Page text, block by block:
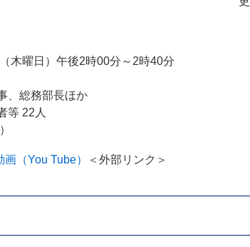
木曜日）午後2時00分～2時40分
、総務部長ほか
等 22人
（You Tube） ＜外部リンク＞